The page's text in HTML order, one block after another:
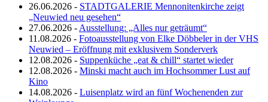
26.06.2026 - STADTGALERIE Mennonitenkirche zeigt
„Neuwied neu gesehen“
27.06.2026 - Ausstellung: „Alles nur geträumt“
11.08.2026 - Fotoausstellung von Elke Döbbeler in der VHS
Neuwied – Eröffnung mit exklusivem Sonderverk
12.08.2026 - Suppenküche „eat & chill“ startet wieder
12.08.2026 - Minski macht auch im Hochsommer Lust auf
Kino
14.08.2026 - Luisenplatz wird an fünf Wochenenden zur